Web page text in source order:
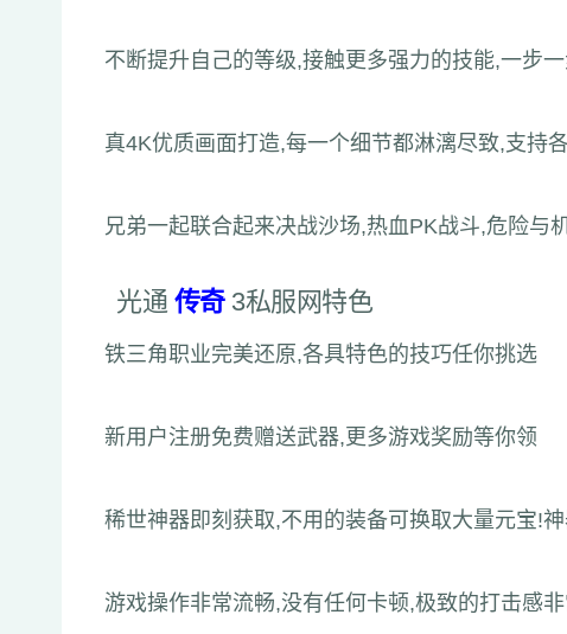
不断提升自己的等级,接触更多强力的技能,一步
真4K优质画面打造,每一个细节都淋漓尽致,支持
兄弟一起联合起来决战沙场,热血PK战斗,危险与
光通 传奇 3私服网特色
铁三角职业完美还原,各具特色的技巧任你挑选
新用户注册免费赠送武器,更多游戏奖励等你领
稀世神器即刻获取,不用的装备可换取大量元宝!
游戏操作非常流畅,没有任何卡顿,极致的打击感非